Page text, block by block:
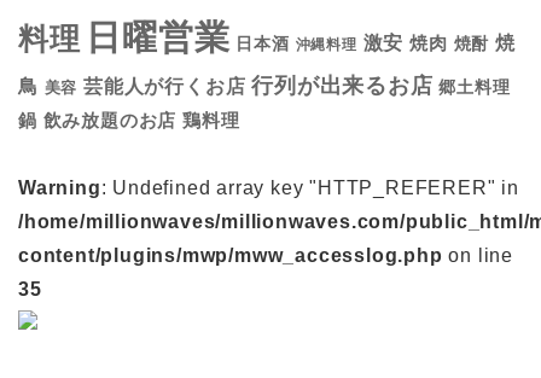
料理 日曜営業 日本酒 沖縄料理 激安 焼肉 焼酎 焼
鳥 美容 芸能人が行くお店 行列が出来るお店 郷土料理
鍋 飲み放題のお店 鶏料理
Warning: Undefined array key "HTTP_REFERER" in
/home/millionwaves/millionwaves.com/public_html/
content/plugins/mwp/mww_accesslog.php on line
35